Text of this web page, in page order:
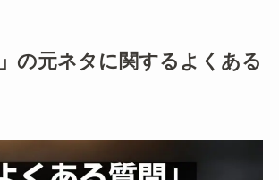
」の元ネタに関するよくある